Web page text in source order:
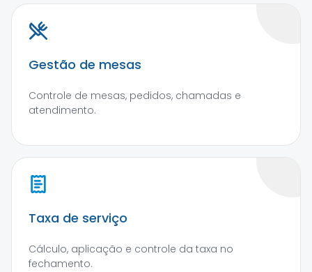
Gestão de mesas
Controle de mesas, pedidos, chamadas e
atendimento.
Taxa de serviço
Cálculo, aplicação e controle da taxa no
fechamento.